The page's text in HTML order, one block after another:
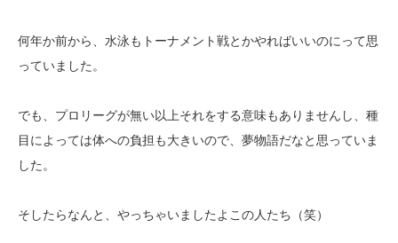
何年か前から、水泳もトーナメント戦とかやればいいのにって思
っていました。
でも、プロリーグが無い以上それをする意味もありませんし、種
目によっては体への負担も大きいので、夢物語だなと思っていま
した。
そしたらなんと、やっちゃいましたよこの人たち（笑）